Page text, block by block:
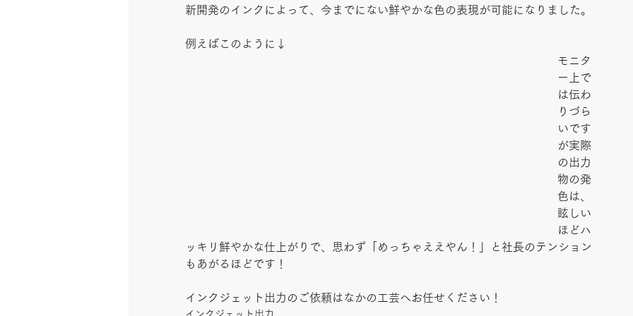
新開発のインクによって、今までにない鮮やかな色の表現が可能になりました。
例えばこのように↓
モニタ
ー上で
は伝わ
りづら
いです
が実際
の出力
物の発
色は、
眩しい
ほどハ
ッキリ鮮やかな仕上がりで、思わず「めっちゃええやん！」と社長のテンション
もあがるほどです！
インクジェット出力のご依頼はなかの工芸へお任せください！